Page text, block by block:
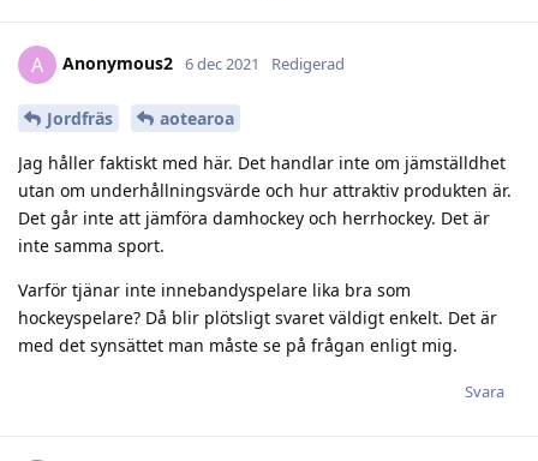
A Anonymous2 6 dec 2021 Redigerad
Jordfräs
aotearoa
Jag håller faktiskt med här. Det handlar inte om jämställdhet
utan om underhållningsvärde och hur attraktiv produkten är.
Det går inte att jämföra damhockey och herrhockey. Det är
inte samma sport.
Varför tjänar inte innebandyspelare lika bra som
hockeyspelare? Då blir plötsligt svaret väldigt enkelt. Det är
med det synsättet man måste se på frågan enligt mig.
Svara